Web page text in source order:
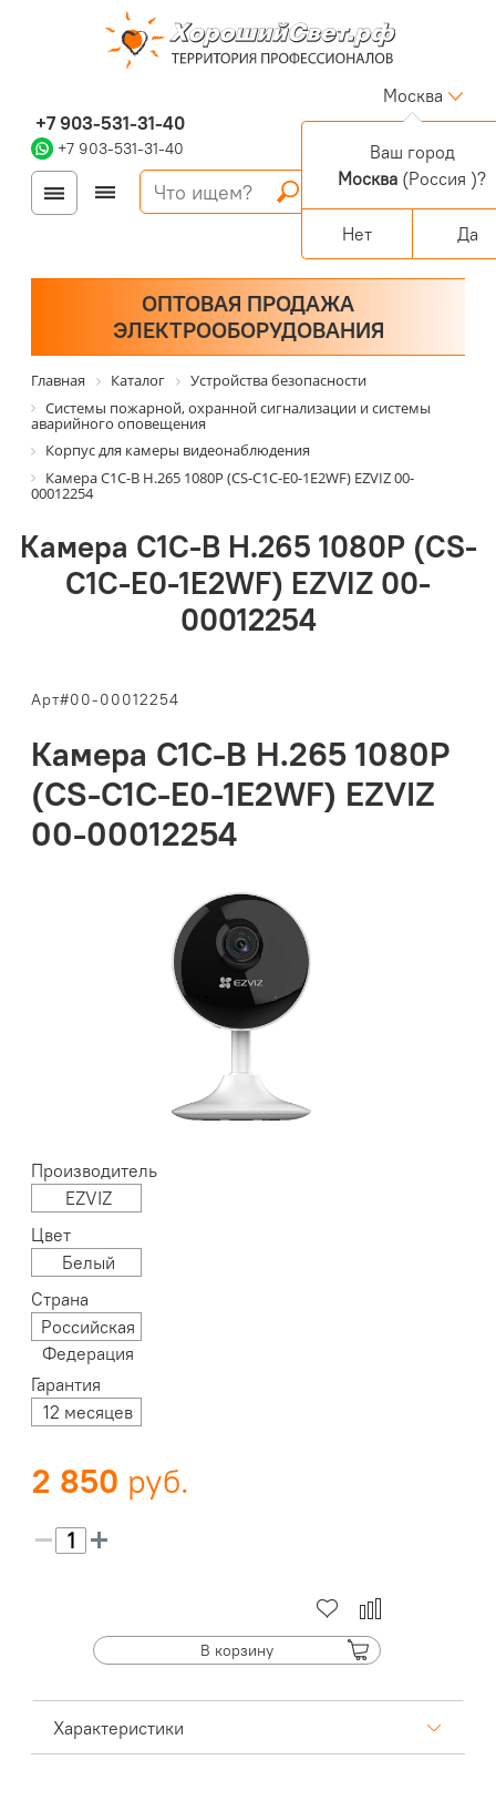
+7 903-531-31-40
+7 903-531-31-40
Москва
Войти
Регистрация
Корзина
0 позиций
Персональный раздел
ОПТОВАЯ ПРОДАЖА
ЭЛЕКТРООБОРУДОВАНИЯ
Главная Каталог
Устройства безопасности
Системы пожарной, охранной сигнализации и системы
аварийного оповещения
Корпус для камеры видеонаблюдения
Камера C1C-B H.265 1080P (CS-C1C-E0-1E2WF) EZVIZ 00-
00012254
Камера C1C-B H.265 1080P (CS-
C1C-E0-1E2WF) EZVIZ 00-
00012254
Арт#00-00012254
Камера C1C-B H.265 1080P
(CS-C1C-E0-1E2WF) EZVIZ
00-00012254
Производитель
EZVIZ
Цвет
Белый
Страна
Российская
Федерация
Гарантия
12 месяцев
2 850
В корзину
Характеристики
Ваш город
Москва (Россия )?
Нет Да